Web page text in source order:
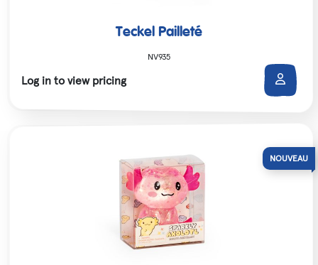
Teckel Pailleté
NV935
Log in to view pricing